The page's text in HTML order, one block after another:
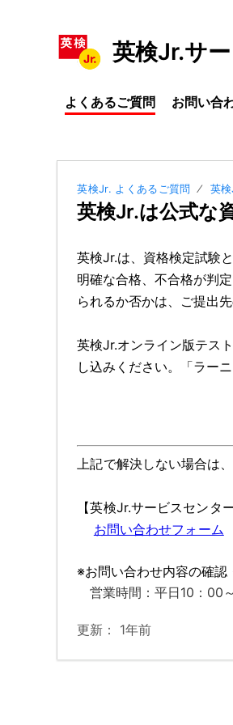
英検Jr.サ
よくあるご質問 お問い合
英検Jr. よくあるご質問 英
英検Jr.は公式な
英検Jr.は、資格検定試験
明確な合格、不合格が判
られるか否かは、ご提出
英検Jr.オンライン版テス
し込みください。「ラー
上記で解決しない場合は
【英検Jr.サービスセンター
お問い合わせフォーム
※お問い合わせ内容の確認
営業時間：平日10：00
更新： 1年前